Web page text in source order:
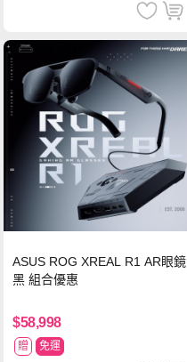
ASUS ROG XREAL R1 AR眼鏡
黑 組合優惠
$58,998
贈 免運